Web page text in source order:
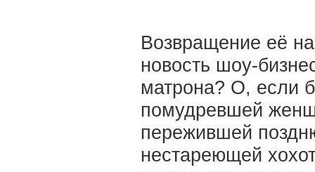
Возвращение её
новость шоу-
матрона? О, если
помудревшей
пережившей
нестареющей